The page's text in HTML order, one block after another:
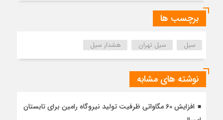
برچسب ها
سیل سیل تهران هشدار سیل
نوشته های مشابه
افزایش 60 مگاواتی ظرفیت تولید نیروگاه رامین برای تابستان